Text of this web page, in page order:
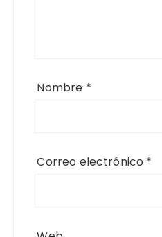
Nombre *
Correo electrónico *